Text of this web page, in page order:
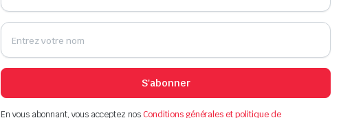
S'abonner
En vous abonnant, vous acceptez nosConditions générales et politique de